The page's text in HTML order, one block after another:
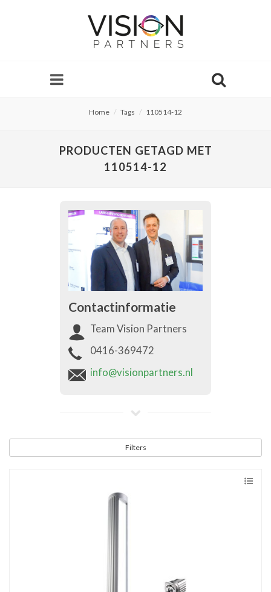
Home Tags 110514-12
PRODUCTEN GETAGD MET
110514-12
Contactinformatie
Team Vision Partners
0416-369472
info@visionpartners.nl
Filters